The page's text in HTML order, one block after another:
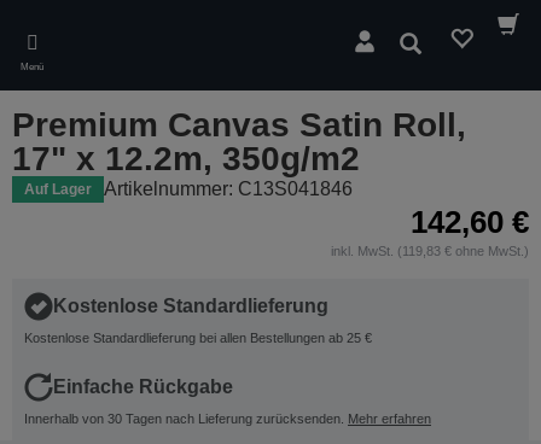
main
content
Menü
Suchen
Premium Canvas Satin Roll,
17" x 12.2m, 350g/m2
Auf Lager Artikelnummer: C13S041846
142,60 €
inkl. MwSt. (119,83 € ohne MwSt.)
Kostenlose Standardlieferung
Kostenlose Standardlieferung bei allen Bestellungen ab 25 €
Einfache Rückgabe
Innerhalb von 30 Tagen nach Lieferung zurücksenden. Mehr erfahren